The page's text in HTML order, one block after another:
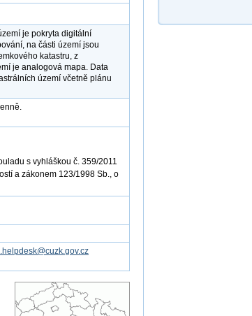
je pokryta digitální
na části území jsou
katastru, z
je analogová mapa. Data
území včetně plánu
s vyhláškou č. 359/2011
a zákonem 123/1998 Sb., o